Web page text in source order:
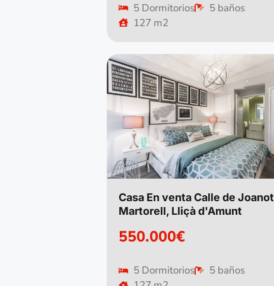
5 Dormitorios
5 baños
127 m2
Casa En venta Calle de Joanot
Martorell, Lliçà d'Amunt
550.000€
5 Dormitorios
5 baños